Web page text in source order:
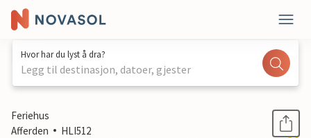
Hvor har du lyst å dra?
Legg til destinasjon, datoer, gjester
1 / 40
Feriehus
Afferden
HLI512